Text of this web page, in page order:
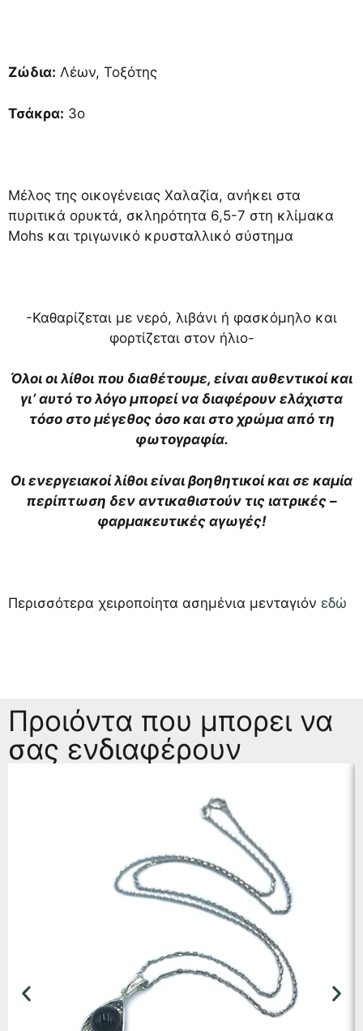
Ζώδια: Λέων, Τοξότης
Τσάκρα: 3ο
Μέλος της οικογένειας Χαλαζία, ανήκει στα
πυριτικά ορυκτά, σκληρότητα 6,5-7 στη κλίμακα
Mohs και τριγωνικό κρυσταλλικό σύστημα
-Καθαρίζεται με νερό, λιβάνι ή φασκόμηλο και
φορτίζεται στον ήλιο-
Όλοι οι λίθοι που διαθέτουμε, είναι αυθεντικοί και
γι’ αυτό το λόγο μπορεί να διαφέρουν ελάχιστα
τόσο στο μέγεθος όσο και στο χρώμα από τη
φωτογραφία.
Οι ενεργειακοί λίθοι είναι βοηθητικοί και σε καμία
περίπτωση δεν αντικαθιστούν τις ιατρικές –
φαρμακευτικές αγωγές!
Περισσότερα χειροποίητα ασημένια μενταγιόν εδώ
Προιόντα που μπορει να
σας ενδιαφέρουν